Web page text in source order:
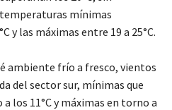
mínimas
y las máximas entre 19 a 25°C.
ambiente frío a fresco, vientos
del sector sur, mínimas que
los 11°C y máximas en torno a